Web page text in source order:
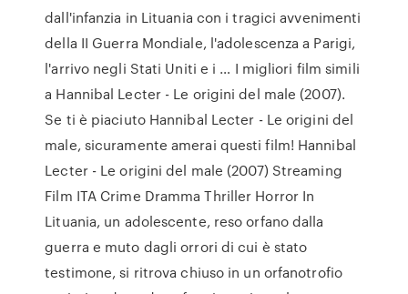
dall'infanzia in Lituania con i tragici avvenimenti
della II Guerra Mondiale, l'adolescenza a Parigi,
l'arrivo negli Stati Uniti e i … I migliori film simili
a Hannibal Lecter - Le origini del male (2007).
Se ti è piaciuto Hannibal Lecter - Le origini del
male, sicuramente amerai questi film! Hannibal
Lecter - Le origini del male (2007) Streaming
Film ITA Crime Dramma Thriller Horror In
Lituania, un adolescente, reso orfano dalla
guerra e muto dagli orrori di cui è stato
testimone, si ritrova chiuso in un orfanotrofio